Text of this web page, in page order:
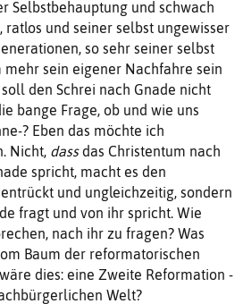
Selbstbehauptung und schwach
und seiner selbst ungewisser
so sehr seiner selbst
mehr sein eigener Nachfahre sein
den Schrei nach Gnade nicht
bange Frage, ob und wie uns
? Eben das möchte ich
Nicht, dassdas Christentum nach
spricht, macht es den
und ungleichzeitig, sondern
fragt und von ihr spricht. Wie
nach ihr zu fragen? Was
Baum der reformatorischen
dies: eine Zweite Reformation -
Welt?